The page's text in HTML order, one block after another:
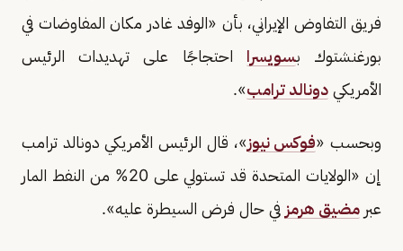
فريق التفاوض الإيراني، بأن «الوفد غادر مكان المفاوضات في
بورغنشتوك بسويسرا احتجاجًا على تهديدات الرئيس
الأمريكي دونالد ترامب».
وبحسب «فوكس نيوز»، قال الرئيس الأمريكي دونالد ترامب
إن «الولايات المتحدة قد تستولي على 20% من النفط المار
عبر مضيق هرمز في حال فرض السيطرة عليه».